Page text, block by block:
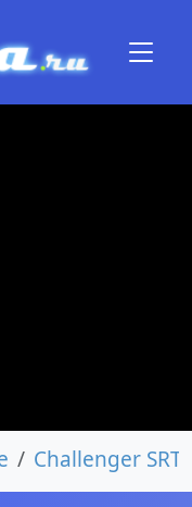
Challenger SRT